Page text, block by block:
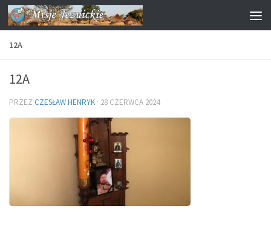
Przejdź do treści
12A
12A
PRZEZ CZESŁAW HENRYK · 28 CZERWCA 2024